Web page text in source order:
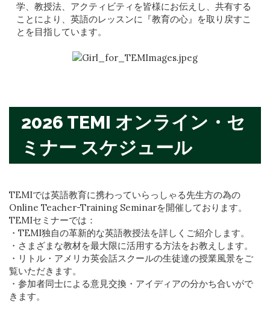
学、教授法、アクティビティを皆様にお伝えし、共有する
ことにより、英語のレッスンに『教育の心』を取り戻すこ
とを目指しています。
2026 TEMI オンライン・セ
ミナー スケジュール
TEMIでは英語教育に携わっていらっしゃる先生方の為の
Online Teacher-Training Seminarを開催しております。
TEMIセミナーでは：
・TEMI独自の革新的な英語教授法を詳しくご紹介します。
・さまざまな教材を最大限に活用する方法をお教えします。
・リトル・アメリカ英会話スクールの生徒達の授業風景をご
覧いただきます。
・参加者同士による意見交換・アイディアの分かち合いがで
きます。